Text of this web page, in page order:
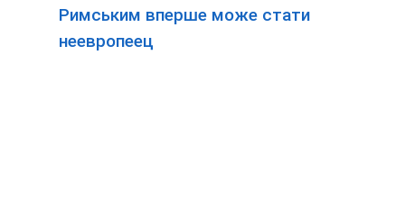
Римським вперше може стати
неевропеец